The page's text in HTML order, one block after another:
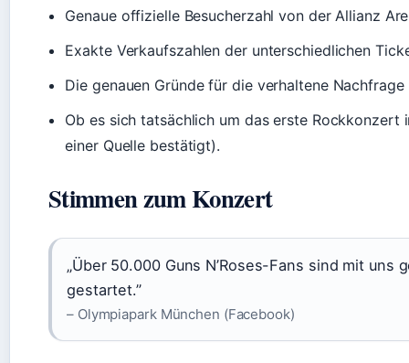
Genaue offizielle Besucherzahl von der Allianz
Exakte Verkaufszahlen der unterschiedlichen
Die genauen Gründe für die verhaltene
Ob es sich tatsächlich um das erste
einer Quelle bestätigt).
Stimmen zum Konzert
„Über 50.000 Guns N’Roses-Fans sind mit
gestartet.”
– Olympiapark München (Facebook)